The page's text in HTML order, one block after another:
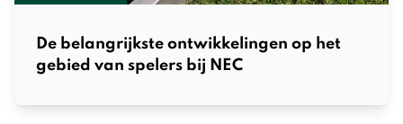
De belangrijkste ontwikkelingen op het
gebied van spelers bij NEC